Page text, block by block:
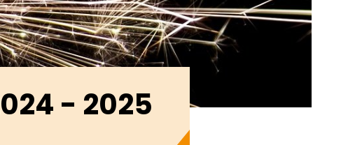
- 2025